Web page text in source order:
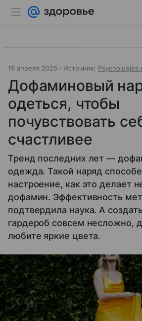
19 апреля 2025 Источник:
Дофаминовый
одеться, чтобы
почувствовать
счастливее
Тренд последних лет —
одежда. Такой наряд
настроение, как это делает
дофамин. Эффективность
подтвердила наука. А
гардероб совсем несложно,
любите яркие цвета.